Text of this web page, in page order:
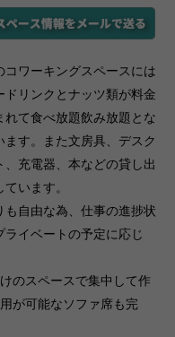
コワーキングスペースには
ドリンクとナッツ類が料金
れて食べ放題飲み放題とな
ます。また文房具、デスク
、充電器、本などの貸し出
ています。
も自由な為、仕事の進捗状
ライベートの予定に応じ
のスペースで集中して作
が可能なソファ席も完